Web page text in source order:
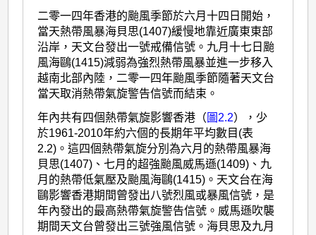
二零一四年香港的颱風季節於六月十四日開始，
當天熱帶風暴海貝思(1407)緩慢地靠近廣東東部
沿岸，天文台發出一號戒備信號。九月十七日颱
風海鷗(1415)減弱為強烈熱帶風暴並進一步移入
越南北部內陸，二零一四年颱風季節隨著天文台
當天取消熱帶氣旋警告信號而結束。
年內共有四個熱帶氣旋影響香港（ 圖2.2），少
於1961-2010年約六個的長期年平均數目(表
2.2)。這四個熱帶氣旋分別為六月的熱帶風暴海
貝思(1407)、七月的超強颱風威馬遜(1409)、九
月的熱帶低氣壓及颱風海鷗(1415)。天文台在海
鷗影響香港期間曾發出八號烈風或暴風信號，是
年內發出的最高熱帶氣旋警告信號。威馬遜吹襲
期間天文台曾發出三號強風信號。海貝思及九月